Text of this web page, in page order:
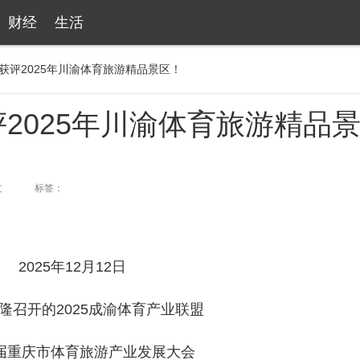
财经 生活
评2025年川渝体育旅游精品景区！
年川渝体育旅游精品景
标签：
2025年12月12日
召开的2025成渝体育产业联盟
重庆市体育旅游产业发展大会